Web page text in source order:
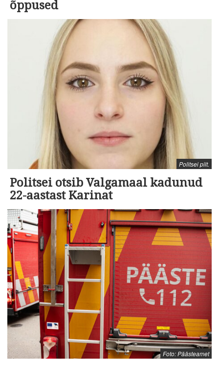
õppused
Politsei pilt.
Politsei otsib Valgamaal kadunud
22-aastast Karinat
Foto: Päästeamet